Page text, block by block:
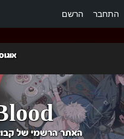
התחבר הרשם
content
אוגוסט
האתר הרשמי של